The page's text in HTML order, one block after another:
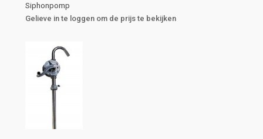
Siphonpomp
Gelieve in te loggen om de prijs te bekijken